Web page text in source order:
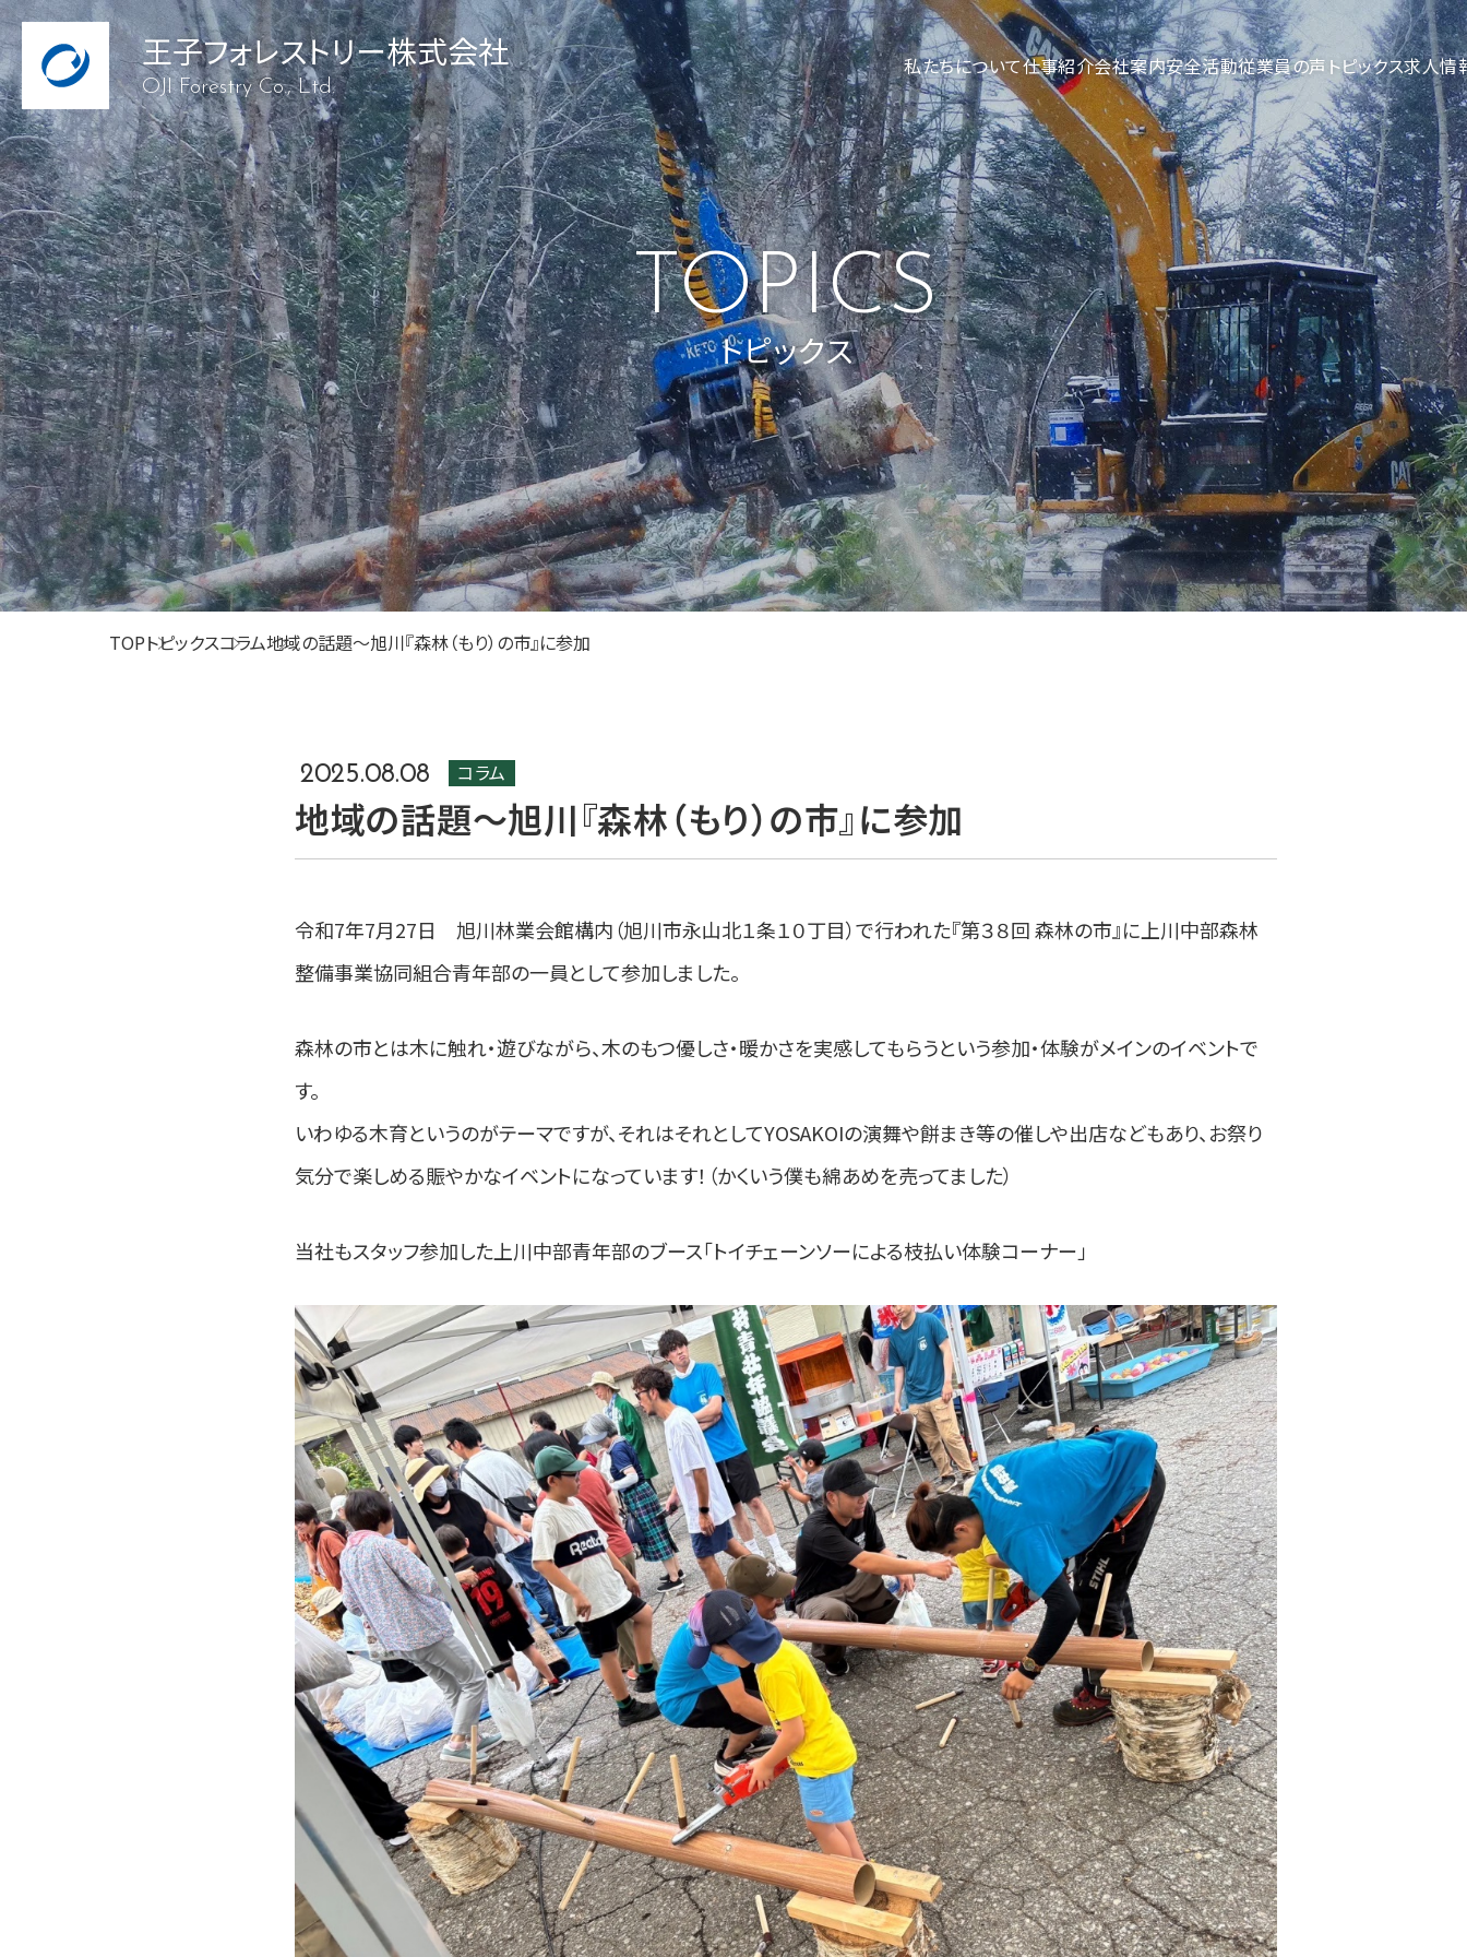
王子フォレストリー株式会社
OJI Forestry Co., Ltd.
私たちについて仕事紹介会社案内安全活動従業員の声 トピックス求人情
TOPICS
トピックス
TOPトピックスコラム地域の話題～旭川『森林（もり）の市』に参加
2025.08.08 コラム
地域の話題～旭川『森林（もり）の市』に参加
令和7年7月27日 旭川林業会館構内（旭川市永山北１条１０丁目）で行われた『第３８回 森林の市』に上川中部森林
整備事業協同組合青年部の一員として参加しました。
森林の市とは木に触れ・遊びながら、木のもつ優しさ・暖かさを実感してもらうという参加・体験がメインのイベントで
す。
いわゆる木育というのがテーマですが、それはそれとしてYOSAKOIの演舞や餅まき等の催しや出店などもあり、お祭り
気分で楽しめる賑やかなイベントになっています！（かくいう僕も綿あめを売ってました）
当社もスタッフ参加した上川中部青年部のブース「トイチェーンソーによる枝払い体験コーナー」